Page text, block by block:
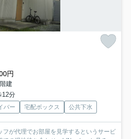
円
建
12分
バー 宅配ボックス 公共下水
フが代理でお部屋を見学するというサービ